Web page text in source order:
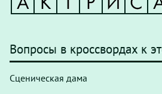
Вопросы в кроссвордах к
Сценическая дама